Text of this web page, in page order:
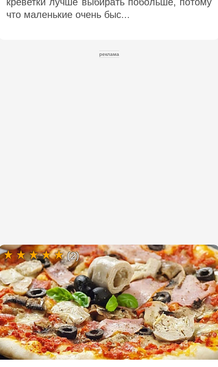
что маленькие очень быс...
реклама
(2)